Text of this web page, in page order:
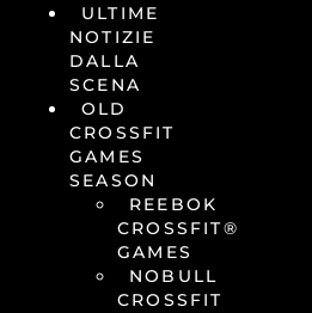
ULTIME
NOTIZIE
DALLA
SCENA
OLD
CROSSFIT
GAMES
SEASON
REEBOK
CROSSFIT®
GAMES
NOBULL
CROSSFIT